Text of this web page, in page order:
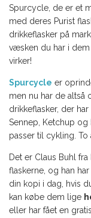
Spurcycle, de er et
med deres Purist
drikkeflasker på
væsken du har i
virker!
Spurcycle er
men nu har de altså
drikkeflasker, der
Sennep, Ketchup
passer til cykling. To
Det er Claus Buhl
flaskerne, og han
din kopi i dag, hvis
kan købe dem lige
eller har fået en